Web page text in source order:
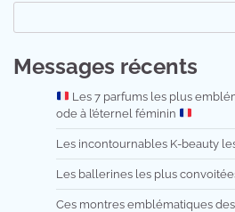
Messages récents
Les 7 parfums les plus
ode à l’éternel féminin
Les incontournables K-beauty
Les ballerines les plus
Ces montres emblématiques